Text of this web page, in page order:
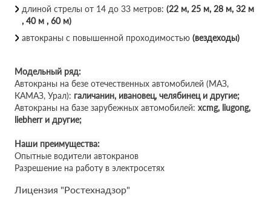
длиной стрелы от 14 до 33 метров: (22 м, 25 м, 28 м, 32 м
, 40 м , 60 м)
автокраны с повышенной проходимостью (вездеходы)
Модельный ряд:
Автокраны на безе отечественных автомобилей (МАЗ,
КАМАЗ, Урал): галичанин, ивановец, челябинец и другие;
Автокраны на базе зарубежных автомобилей: xcmg, liugong,
liebherr и другие;
Наши преимущества:
Опытные водители автокранов
Разрешение на работу в электросетях
Лицензия "Ростехнадзор"